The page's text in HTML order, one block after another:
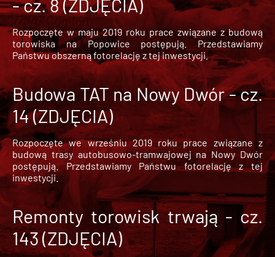
- cz. 8 (ZDJĘCIA)
Rozpoczęte w maju 2019 roku prace związane z budową
torowiska na Popowice
postępują. Przedstawiamy
Państwu obszerną fotorelację z tej inwestycji.
Budowa TAT na Nowy Dwór - cz.
14 (ZDJĘCIA)
Rozpoczęte we wrześniu 2019 roku prace związane z
budową trasy autobusowo-tramwajowej na Nowy Dwór
postępują. Przedstawiamy Państwu fotorelację z tej
inwestycji.
Remonty torowisk trwają - cz.
143 (ZDJĘCIA)